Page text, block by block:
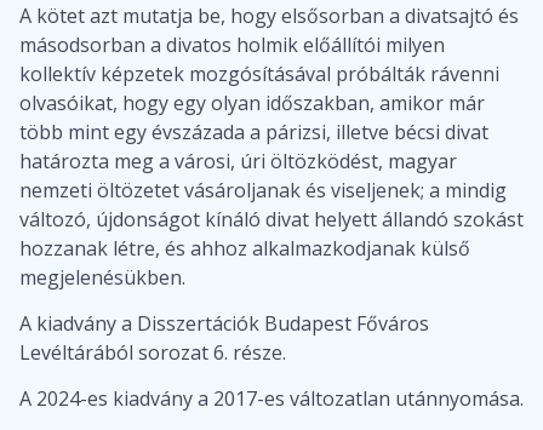
A kötet azt mutatja be, hogy elsősorban a divatsajtó és
másodsorban a divatos holmik előállítói milyen
kollektív képzetek mozgósításával próbálták rávenni
olvasóikat, hogy egy olyan időszakban, amikor már
több mint egy évszázada a párizsi, illetve bécsi divat
határozta meg a városi, úri öltözködést, magyar
nemzeti öltözetet vásároljanak és viseljenek; a mindig
változó, újdonságot kínáló divat helyett állandó szokást
hozzanak létre, és ahhoz alkalmazkodjanak külső
megjelenésükben.
A kiadvány a Disszertációk Budapest Főváros
Levéltárából sorozat 6. része.
A 2024-es kiadvány a 2017-es változatlan utánnyomása.